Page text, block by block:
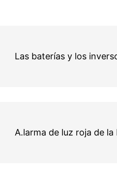
Las baterías y los
A.larma de luz roja de la